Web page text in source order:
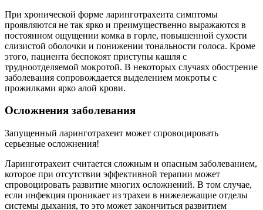
При хронической форме ларинготрахеита симптомы
проявляются не так ярко и преимущественно выражаются в
постоянном ощущении комка в горле, повышенной сухости
слизистой оболочки и понижении тональности голоса. Кроме
этого, пациента беспокоят приступы кашля с
трудноотделяемой мокротой. В некоторых случаях обострение
заболевания сопровождается выделением мокроты с
прожилками ярко алой крови.
Осложнения заболевания
Запущенный ларинготрахеит может спровоцировать
серьезные осложнения!
Ларинготрахеит считается сложным и опасным заболеванием,
которое при отсутствии эффективной терапии может
спровоцировать развитие многих осложнений. В том случае,
если инфекция проникает из трахеи в нижележащие отделы
системы дыхания, то это может закончиться развитием